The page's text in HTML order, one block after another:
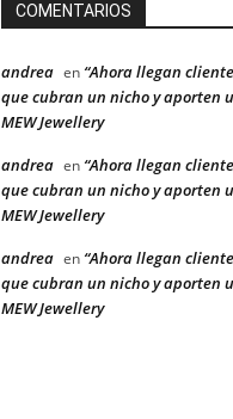
COMENTARIOS
andrea en “Ahora llegan
que cubran un nicho y aporten
MEW Jewellery
andrea en “Ahora llegan
que cubran un nicho y aporten
MEW Jewellery
andrea en “Ahora llegan
que cubran un nicho y aporten
MEW Jewellery